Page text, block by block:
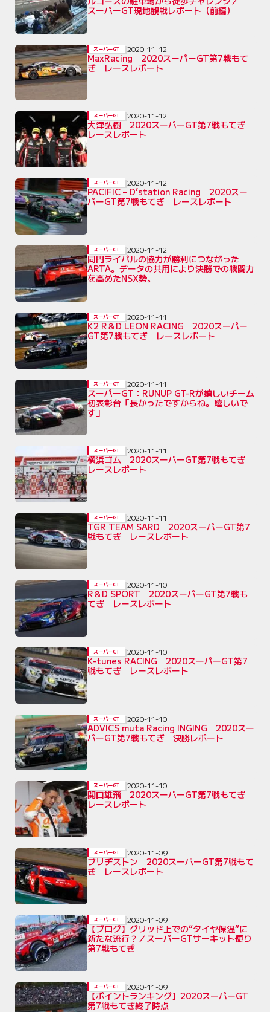
スーパーGT現地観戦レポート（前編）
MaxRacing 2020スーパーGT第7戦もて
ぎ レースレポート
スーパーGT 2020-11-12
大津弘樹 2020スーパーGT第7戦もてぎ
レースレポート
スーパーGT 2020-11-12
PACIFIC – D’station Racing 2020スー
パーGT第7戦もてぎ レースレポート
スーパーGT 2020-11-12
同門ライバルの協力が勝利につながった
ARTA。データの共用により決勝での戦闘力
を高めたNSX勢。
スーパーGT 2020-11-12
K2 R＆D LEON RACING 2020スーパー
GT第7戦もてぎ レースレポート
スーパーGT 2020-11-11
スーパーGT：RUNUP GT-Rが嬉しいチーム
初表彰台「長かったですからね。嬉しいで
す」
スーパーGT 2020-11-11
横浜ゴム 2020スーパーGT第7戦もてぎ
レースレポート
スーパーGT 2020-11-11
TGR TEAM SARD 2020スーパーGT第7
戦もてぎ レースレポート
スーパーGT 2020-11-11
R＆D SPORT 2020スーパーGT第7戦も
てぎ レースレポート
スーパーGT 2020-11-10
K-tunes RACING 2020スーパーGT第7
戦もてぎ レースレポート
スーパーGT 2020-11-10
ADVICS muta Racing INGING 2020スー
パーGT第7戦もてぎ 決勝レポート
スーパーGT 2020-11-10
関口雄飛 2020スーパーGT第7戦もてぎ
レースレポート
スーパーGT 2020-11-10
ブリヂストン 2020スーパーGT第7戦もて
ぎ レースレポート
スーパーGT 2020-11-09
【ブログ】グリッド上での“タイヤ保温”に
新たな流行？／スーパーGTサーキット便り
第7戦もてぎ
スーパーGT 2020-11-09
【ポイントランキング】2020スーパーGT
第7戦もてぎ終了時点
スーパーGT 2020-11-09